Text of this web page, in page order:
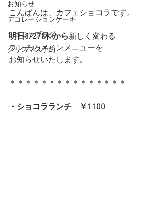
お知らせ
デコレーションケーキ
ショコラブログ
クリスマス予約
こんばんは、カフェショコラです。
明日8/27(木)から新しく変わる
ランチのメインメニューを
お知らせいたします。
＊＊＊＊＊＊＊＊＊＊＊＊＊＊＊
・ショコラランチ　￥1100